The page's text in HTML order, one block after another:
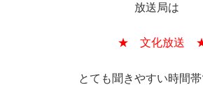
放送局は
★ 文化放送
とても聞きやすい時間帯